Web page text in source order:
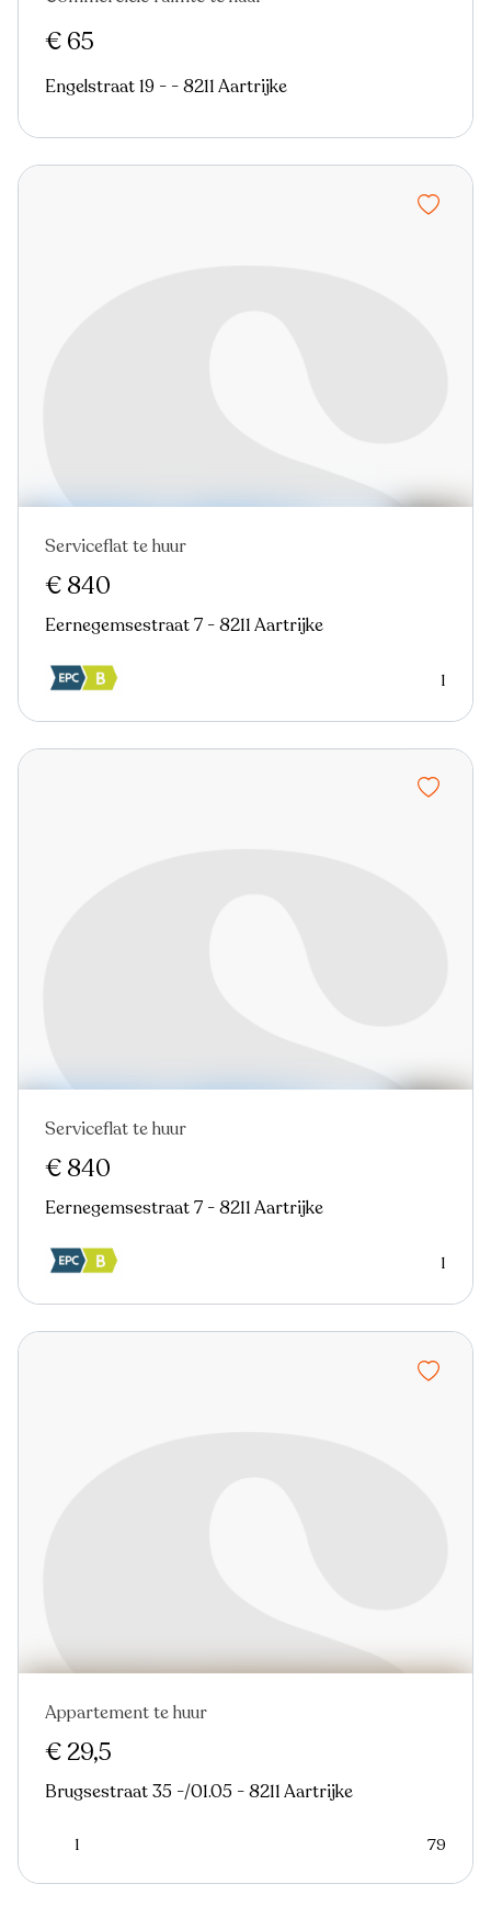
€ 65
Engelstraat 19 - - 8211 Aartrijke
Serviceflat te huur
€ 840
Eernegemsestraat 7 - 8211 Aartrijke
1
Serviceflat te huur
€ 840
Eernegemsestraat 7 - 8211 Aartrijke
1
Appartement te huur
€ 29,5
Brugsestraat 35 -/01.05 - 8211 Aartrijke
1 79